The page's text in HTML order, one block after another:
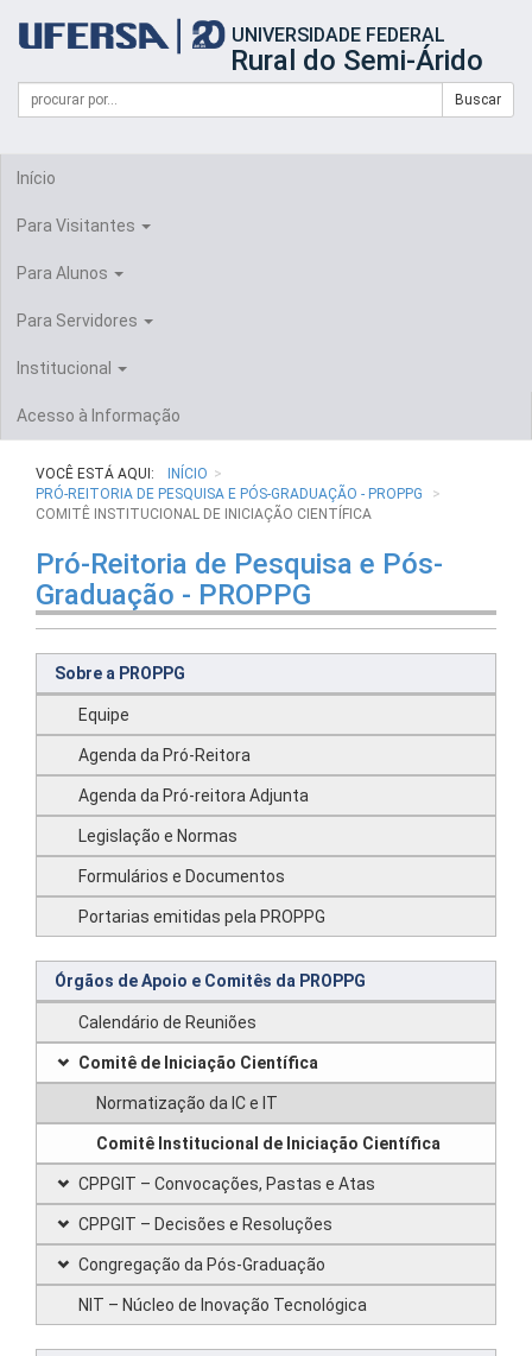
portal
UFERSA
UNIVERSIDADE FEDERAL
Rural do Semi-Árido
Formulário
Busca
Campo
de
Buscar
Início
Para Visitantes
Para Alunos
Para Servidores
Institucional
Acesso à Informação
VOCÊ ESTÁ AQUI:
INÍCIO
PRÓ-REITORIA DE PESQUISA E PÓS-GRADUAÇÃO - PROPPG
COMITÊ INSTITUCIONAL DE INICIAÇÃO CIENTÍFICA
Pró-Reitoria de Pesquisa e Pós-
Graduação - PROPPG
Sobre a PROPPG
Equipe
Agenda da Pró-Reitora
Agenda da Pró-reitora Adjunta
Legislação e Normas
Formulários e Documentos
Portarias emitidas pela PROPPG
Órgãos de Apoio e Comitês da PROPPG
Calendário de Reuniões
Comitê de Iniciação Científica
Normatização da IC e IT
Comitê Institucional de Iniciação Científica
CPPGIT – Convocações, Pastas e Atas
CPPGIT – Decisões e Resoluções
Congregação da Pós-Graduação
NIT – Núcleo de Inovação Tecnológica